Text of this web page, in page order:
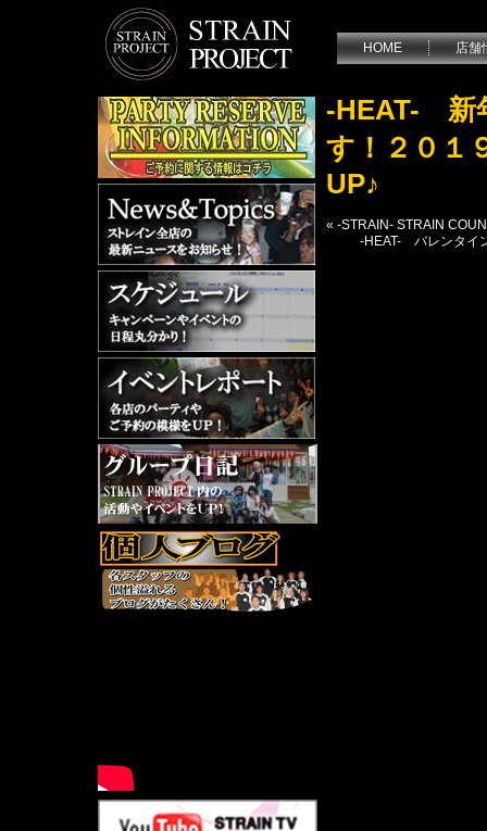
HOME 店舗
-HEAT- 新
す！２０１
UP♪
« -STRAIN- STRAIN
-HEAT- バレンタイ